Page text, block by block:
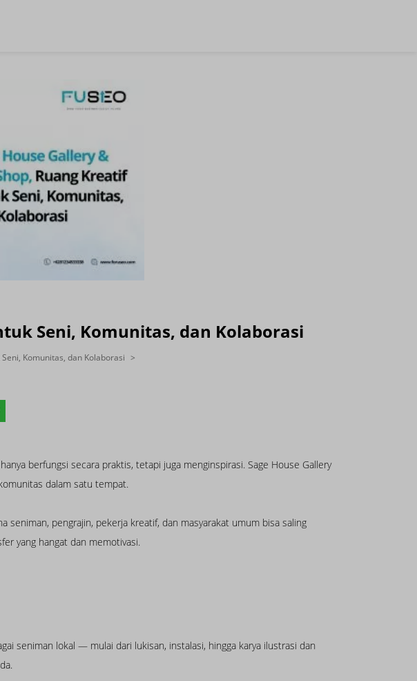
Seni, Komunitas, dan Kolaborasi
Komunitas, dan Kolaborasi
berfungsi secara praktis, tetapi juga menginspirasi. Sage House Gallery
dalam satu tempat.
seniman, pengrajin, pekerja kreatif, dan masyarakat umum bisa saling
yang hangat dan memotivasi.
seniman lokal — mulai dari lukisan, instalasi, hingga karya ilustrasi dan